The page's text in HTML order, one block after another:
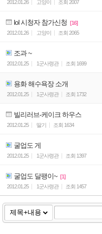
2012.01.26
고양이 조회 2007
lol 시청자 참가신청 [16]
2012.01.26
고양이 조회 2065
조과 ~
2012.01.25 1군사령관 조회 1699
용화 해수욕장 소개
2012.01.25 1군사령관 조회 1732
빌리러브-케이크 하우스
2012.01.25 딸기 조회 1634
굴업도 게
2012.01.25 1군사령관 조회 1397
굴업도 달팽이~ [1]
2012.01.25
1군사령관 조회 1457